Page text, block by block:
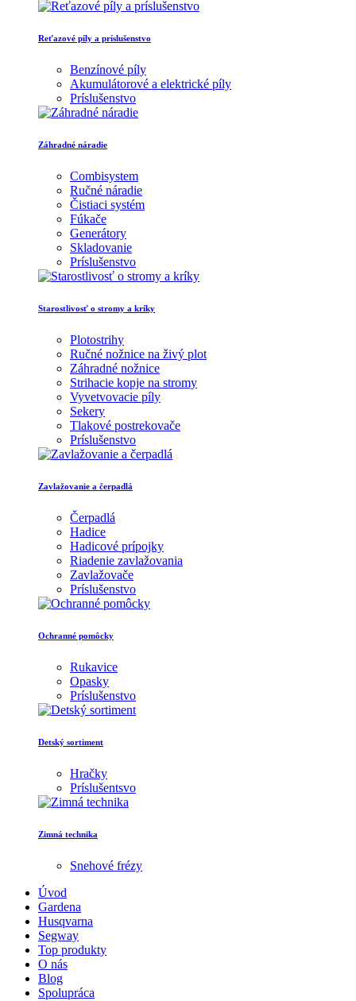
Reťazové píly a príslušenstvo
Benzínové píly
Akumulátorové a elektrické píly
Príslušenstvo
Záhradné náradie
Combisystem
Ručné náradie
Čistiaci systém
Fúkače
Generátory
Skladovanie
Príslušenstvo
Starostlivosť o stromy a kríky
Plotostrihy
Ručné nožnice na živý plot
Záhradné nožnice
Strihacie kopje na stromy
Vyvetvovacie píly
Sekery
Tlakové postrekovače
Príslušenstvo
Zavlažovanie a čerpadlá
Čerpadlá
Hadice
Hadicové prípojky
Riadenie zavlažovania
Zavlažovače
Príslušenstvo
Ochranné pomôcky
Rukavice
Opasky
Príslušenstvo
Detský sortiment
Hračky
Príslušentsvo
Zimná technika
Snehové frézy
Úvod
Gardena
Husqvarna
Segway
Top produkty
O nás
Blog
Spolupráca